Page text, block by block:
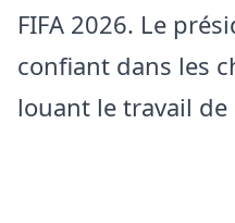
FIFA 2026. Le
confiant dans les
louant le travail